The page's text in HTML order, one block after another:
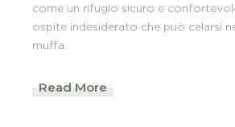
come un rifugio sicuro e
ospite indesiderato che può celarsi
muffa.
Read More